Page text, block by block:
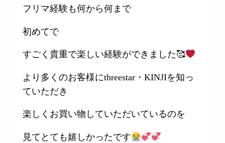
フリマ経験も何から何まで
初めてで
すごく貴重で楽しい経験ができました🥰
より多くのお客様にthreestar・KINJIを知っ
ていただき
楽しくお買い物していただいているのを
見てとても嬉しかったです